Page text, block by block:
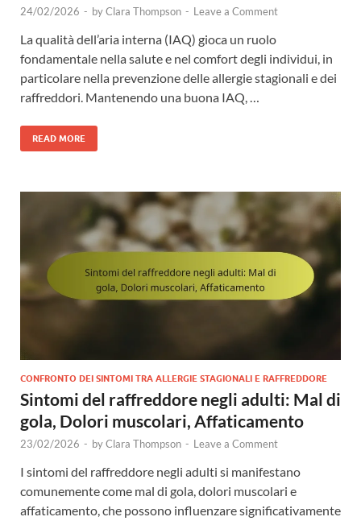
24/02/2026 - byClara Thompson - Leave a Comment
La qualità dell’aria interna (IAQ) gioca un ruolo
fondamentale nella salute e nel comfort degli individui, in
particolare nella prevenzione delle allergie stagionali e dei
raffreddori. Mantenendo una buona IAQ, …
READ MORE
CONFRONTO DEI SINTOMI TRA ALLERGIE STAGIONALI E RAFFREDDORE
Sintomi del raffreddore negli adulti: Mal di
gola, Dolori muscolari, Affaticamento
23/02/2026 - byClara Thompson - Leave a Comment
I sintomi del raffreddore negli adulti si manifestano
comunemente come mal di gola, dolori muscolari e
affaticamento, che possono influenzare significativamente